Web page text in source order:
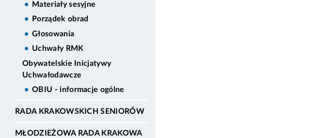
Materiały sesyjne
Porządek obrad
Głosowania
Uchwały RMK
Obywatelskie Inicjatywy
Uchwałodawcze
OBIU - informacje ogólne
RADA KRAKOWSKICH SENIORÓW
MŁODZIEŻOWA RADA KRAKOWA